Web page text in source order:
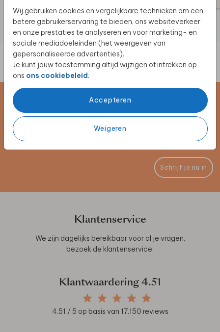
Wij gebruiken cookies en vergelijkbare technieken om een
betere gebruikerservaring te bieden, ons websiteverkeer
en onze prestaties te analyseren en voor marketing- en
sociale mediadoeleinden (het weergeven van
gepersonaliseerde advertenties).
Je kunt jouw toestemming altijd wijzigen of intrekken op
ons ons cookiebeleid.
Accepteren
Weigeren
Schrijf je in voor de nieuwsbrief
Blijf op de hoogte van alle nieuwe producten, (win)acties en
unieke samenwerkingen!
Schrijf je nu in
Klantenservice
We zijn dagelijks bereikbaar voor al je vragen,
bezoek de klantenservice.
Klantwaardering 4.51
4.51 / 5 op basis van 17.150 reviews